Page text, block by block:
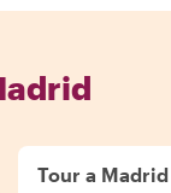
Tour a Madrid